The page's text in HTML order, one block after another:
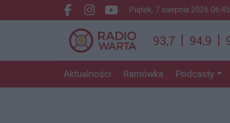
Facebook.com
Instagram.com
Youtube.com
piątek, 7 sierpnia 2026 06:45
Aktualności Ramówka Podcasty